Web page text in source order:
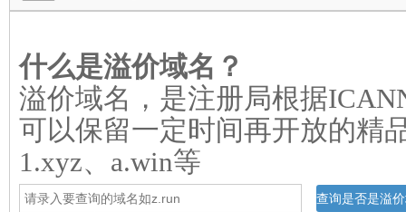
什么是溢价域名？
溢价域名 ，是注册局根据
可以保留一定时间再开放的精
1.xyz、a.win等